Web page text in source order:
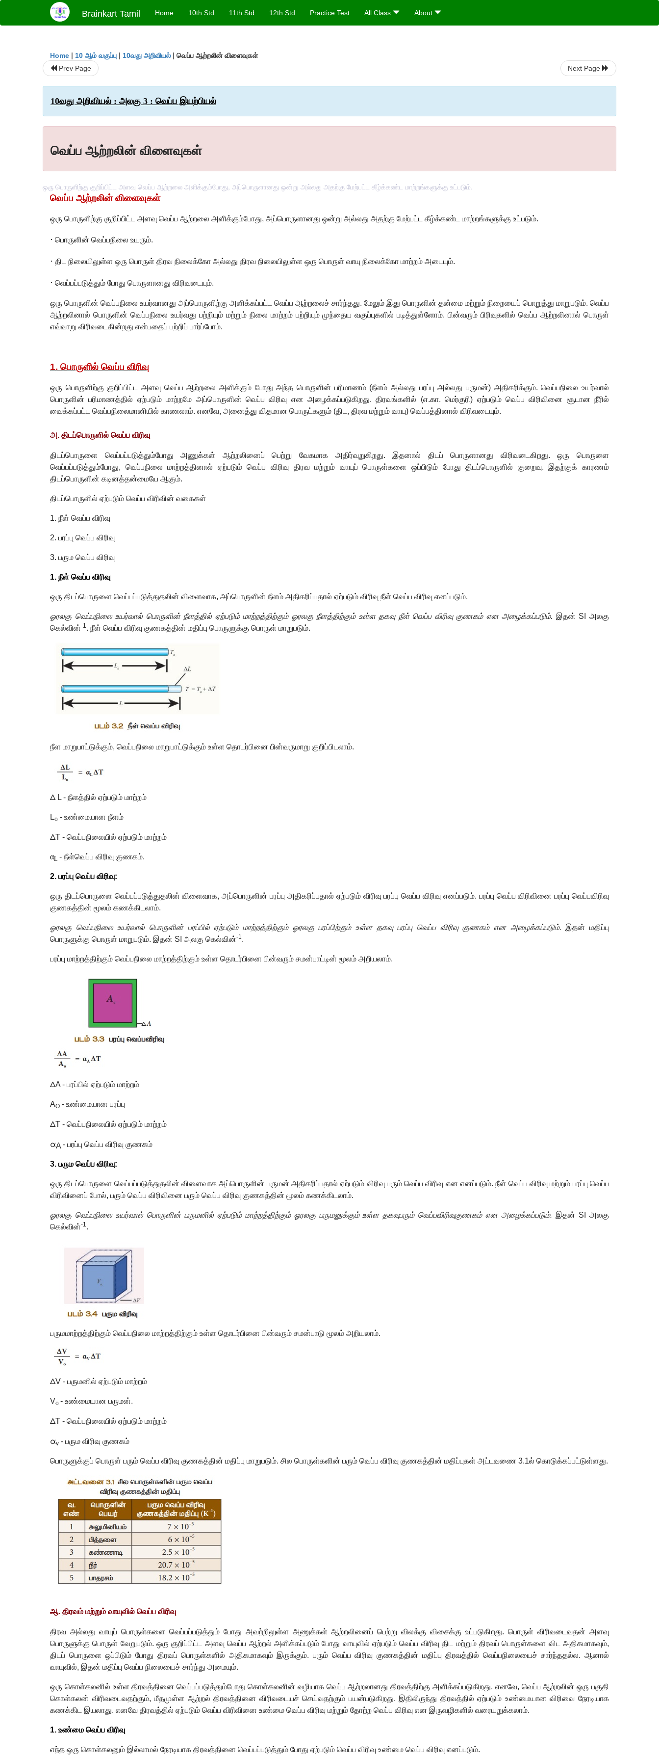
Brainkart Tamil Home 10th Std 11th Std 12th Std Practice Test All Class About
Home | 10 ஆம் வகுப்பு | 10வது அறிவியல் | வெப்ப ஆற்றலின் விளைவுகள்
Prev Page Next Page
10வது அறிவியல் : அலகு 3 : வெப்ப இயற்பியல்
வெப்ப ஆற்றலின் விளைவுகள்
ஒரு பொருளிற்கு குறிப்பிட்ட அளவு வெப்ப ஆற்றலை அளிக்கும்போது, அப்பொருளானது ஒன்று அல்லது அதற்கு மேற்பட்ட கீழ்க்கண்ட மாற்றங்களுக்கு உட்படும்.
வெப்ப ஆற்றலின் விளைவுகள்
ஒரு பொருளிற்கு குறிப்பிட்ட அளவு வெப்ப ஆற்றலை அளிக்கும்போது, அப்பொருளானது ஒன்று அல்லது அதற்கு மேற்பட்ட கீழ்க்கண்ட மாற்றங்களுக்கு உட்படும்.
· பொருளின் வெப்பநிலை உயரும்.
· திட நிலையிலுள்ள ஒரு பொருள் திரவ நிலைக்கோ அல்லது திரவ நிலையிலுள்ள ஒரு பொருள் வாயு நிலைக்கோ மாற்றம் அடையும்.
· வெப்பப்படுத்தும் போது பொருளானது விரிவடையும்.
ஒரு பொருளின் வெப்பநிலை உயர்வானது அப்பொருளிற்கு அளிக்கப்பட்ட வெப்ப ஆற்றலைச் சார்ந்தது. மேலும் இது பொருளின் தன்மை மற்றும் நிறையைப் பொறுத்து மாறுபடும். வெப்ப
ஆற்றலினால் பொருளின் வெப்பநிலை உயர்வது பற்றியும் மற்றும் நிலை மாற்றம் பற்றியும் முந்தைய வகுப்புகளில் படித்துள்ளோம். பின்வரும் பிரிவுகளில் வெப்ப ஆற்றலினால் பொருள்
எவ்வாறு விரிவடைகின்றது என்பதைப் பற்றிப் பார்ப்போம்.
1. பொருளில் வெப்ப விரிவு
ஒரு பொருளிற்கு குறிப்பிட்ட அளவு வெப்ப ஆற்றலை அளிக்கும் போது அந்த பொருளின் பரிமாணம் (நீளம் அல்லது பரப்பு அல்லது பருமன்) அதிகரிக்கும். வெப்பநிலை உயர்வால்
பொருளின் பரிமாணத்தில் ஏற்படும் மாற்றமே அப்பொருளின் வெப்ப விரிவு என அழைக்கப்படுகிறது. திரவங்களில் (எ.கா. மெர்குரி) ஏற்படும் வெப்ப விரிவினை சூடான நீரில்
வைக்கப்பட்ட வெப்பநிலைமானியில் காணலாம். எனவே, அனைத்து விதமான பொருட்களும் (திட , திரவ மற்றும் வாயு) வெப்பத்தினால் விரிவடையும்.
அ. திடப்பொருளில் வெப்ப விரிவு
திடப்பொருளை வெப்பப்படுத்தும்போது அணுக்கள் ஆற்றலினைப் பெற்று வேகமாக அதிர்வுறுகிறது. இதனால் திடப் பொருளானது விரிவடைகிறது. ஒரு பொருளை
வெப்பப்படுத்தும்போது, வெப்பநிலை மாற்றத்தினால் ஏற்படும் வெப்ப விரிவு திரவ மற்றும் வாயுப் பொருள்களை ஒப்பிடும் போது திடப்பொருளில் குறைவு. இதற்குக் காரணம்
திடப்பொருளின் கடினத்தன்மையே ஆகும்.
திடப்பொருளில் ஏற்படும் வெப்ப விரிவின் வகைகள்
1. நீள் வெப்ப விரிவு
2. பரப்பு வெப்ப விரிவு
3. பரும வெப்ப விரிவு
1. நீள் வெப்ப விரிவு
ஒரு திடப்பொருளை வெப்பப்படுத்துதலின் விளைவாக, அப்பொருளின் நீளம் அதிகரிப்பதால் ஏற்படும் விரிவு நீள் வெப்ப விரிவு எனப்படும்.
ஓரலகு வெப்பநிலை உயர்வால் பொருளின் நீளத்தில் ஏற்படும் மாற்றத்திற்கும் ஓரலகு நீளத்திற்கும் உள்ள தகவு நீள் வெப்ப விரிவு குணகம் என அழைக்கப்படும். இதன் SIஅலகு
கெல்வின்-1. நீள் வெப்ப விரிவு குணகத்தின் மதிப்பு பொருளுக்கு பொருள் மாறுபடும்.
நீள மாறுபாட்டுக்கும், வெப்பநிலை மாறுபாட்டுக்கும் உள்ள தொடர்பினை பின்வருமாறு குறிப்பிடலாம்.
Δ L - நீளத்தில் ஏற்படும் மாற்றம்
Lo - உண்மையான நீளம்
ΔT - வெப்பநிலையில் ஏற்படும் மாற்றம்
αL - நீள்வெப்ப விரிவு குணகம்.
2. பரப்பு வெப்ப விரிவு:
ஒரு திடப்பொருளை வெப்பப்படுத்துதலின் விளைவாக,அப்பொருளின் பரப்பு அதிகரிப்பதால் ஏற்படும் விரிவு பரப்பு வெப்ப விரிவு எனப்படும். பரப்பு வெப்ப விரிவினை பரப்பு வெப்பவிரிவு
குணகத்தின் மூலம் கணக்கிடலாம்.
ஓரலகு வெப்பநிலை உயர்வால் பொருளின் பரப்பில் ஏற்படும் மாற்றத்திற்கும் ஓரலகு பரப்பிற்கும் உள்ள தகவு பரப்பு வெப்ப விரிவு குணகம் என அழைக்கப்படும். இதன் மதிப்பு
பொருளுக்கு பொருள் மாறுபடும். இதன் SI அலகு கெல்வின்-1.
பரப்பு மாற்றத்திற்கும் வெப்பநிலை மாற்றத்திற்கும் உள்ள தொடர்பினை பின்வரும் சமன்பாட்டின் மூலம் அறியலாம்.
ΔA - பரப்பில் ஏற்படும் மாற்றம்
AO - உண்மையான பரப்பு
ΔT - வெப்பநிலையில் ஏற்படும் மாற்றம்
αA - பரப்பு வெப்ப விரிவு குணகம்
3. பரும வெப்ப விரிவு:
ஒரு திடப்பொருளை வெப்பப்படுத்துதலின் விளைவாக அப்பொருளின் பருமன் அதிகரிப்பதால் ஏற்படும் விரிவு பரும் வெப்ப விரிவு என எனப்படும். நீள் வெப்ப விரிவு மற்றும் பரப்பு வெப்ப
விரிவினைப் போல், பரும் வெப்ப விரிவினை பரும் வெப்ப விரிவு குணகத்தின் மூலம் கணக்கிடலாம்.
ஓரலகு வெப்பநிலை உயர்வால் பொருளின் பருமனில் ஏற்படும் மாற்றத்திற்கும் ஓரலகு பருமனுக்கும் உள்ள தகவுபரும் வெப்பவிரிவுகுணகம் என அழைக்கப்படும். இதன் SI அலகு
கெல்வின்-1.
பருமமாற்றத்திற்கும் வெப்பநிலை மாற்றத்திற்கும் உள்ள தொடர்பினை பின்வரும் சமன்பாடு மூலம் அறியலாம்.
ΔV - பருமனில் ஏற்படும் மாற்றம்
Vo - உண்மையான பருமன்.
ΔT - வெப்பநிலையில் ஏற்படும் மாற்றம்
αv - பரும விரிவு குணகம்
பொருளுக்குப் பொருள் பரும் வெப்ப விரிவு குணகத்தின் மதிப்பு மாறுபடும். சில பொருள்களின் பரும் வெப்ப விரிவு குணகத்தின் மதிப்புகள் அட்டவணை 3.1ல் கொடுக்கப்பட்டுள்ளது.
ஆ. திரவம் மற்றும் வாயுவில் வெப்ப விரிவு
திரவ அல்லது வாயுப் பொருள்களை வெப்பப்படுத்தும் போது அவற்றிலுள்ள அணுக்கள் ஆற்றலினைப் பெற்று விலக்கு விசைக்கு உட்படுகிறது. பொருள் விரிவடைவதன் அளவு
பொருளுக்கு பொருள் வேறுபடும். ஒரு குறிப்பிட்ட அளவு வெப்ப ஆற்றல் அளிக்கப்படும் போது வாயுவில் ஏற்படும் வெப்ப விரிவு திட மற்றும் திரவப் பொருள்களை விட அதிகமாகவும்,
திடப் பொருளை ஒப்பிடும் போது திரவப் பொருள்களில் அதிகமாகவும் இருக்கும். பரும் வெப்ப விரிவு குணகத்தின் மதிப்பு திரவத்தில் வெப்பநிலையைச் சார்ந்ததல்ல. ஆனால்
வாயுவில், இதன் மதிப்பு வெப்ப நிலையைச் சார்ந்து அமையும்.
ஒரு கொள்கலனில் உள்ள திரவத்தினை வெப்பப்படுத்தும்போது கொள்கலனின் வழியாக வெப்ப ஆற்றலானது திரவத்திற்கு அளிக்கப்படுகிறது. எனவே, வெப்ப ஆற்றலின் ஒரு பகுதி
கொள்கலன் விரிவடைவதற்கும்,மீதமுள்ள ஆற்றல் திரவத்தினை விரிவடையச் செய்வதற்கும் பயன்படுகிறது. இதிலிருந்து திரவத்தில் ஏற்படும் உண்மையான விரிவை நேரடியாக
கணக்கிட இயலாது. எனவே திரவத்தில் ஏற்படும் வெப்ப விரிவினை உண்மை வெப்ப விரிவு மற்றும் தோற்ற வெப்ப விரிவு என இருவழிகளில் வரையறுக்கலாம்.
1. உண்மை வெப்ப விரிவு
எந்த ஒரு கொள்கலனும் இல்லாமல் நேரடியாக திரவத்தினை வெப்பப்படுத்தும் போது ஏற்படும் வெப்ப விரிவு உண்மை வெப்ப விரிவு எனப்படும்.